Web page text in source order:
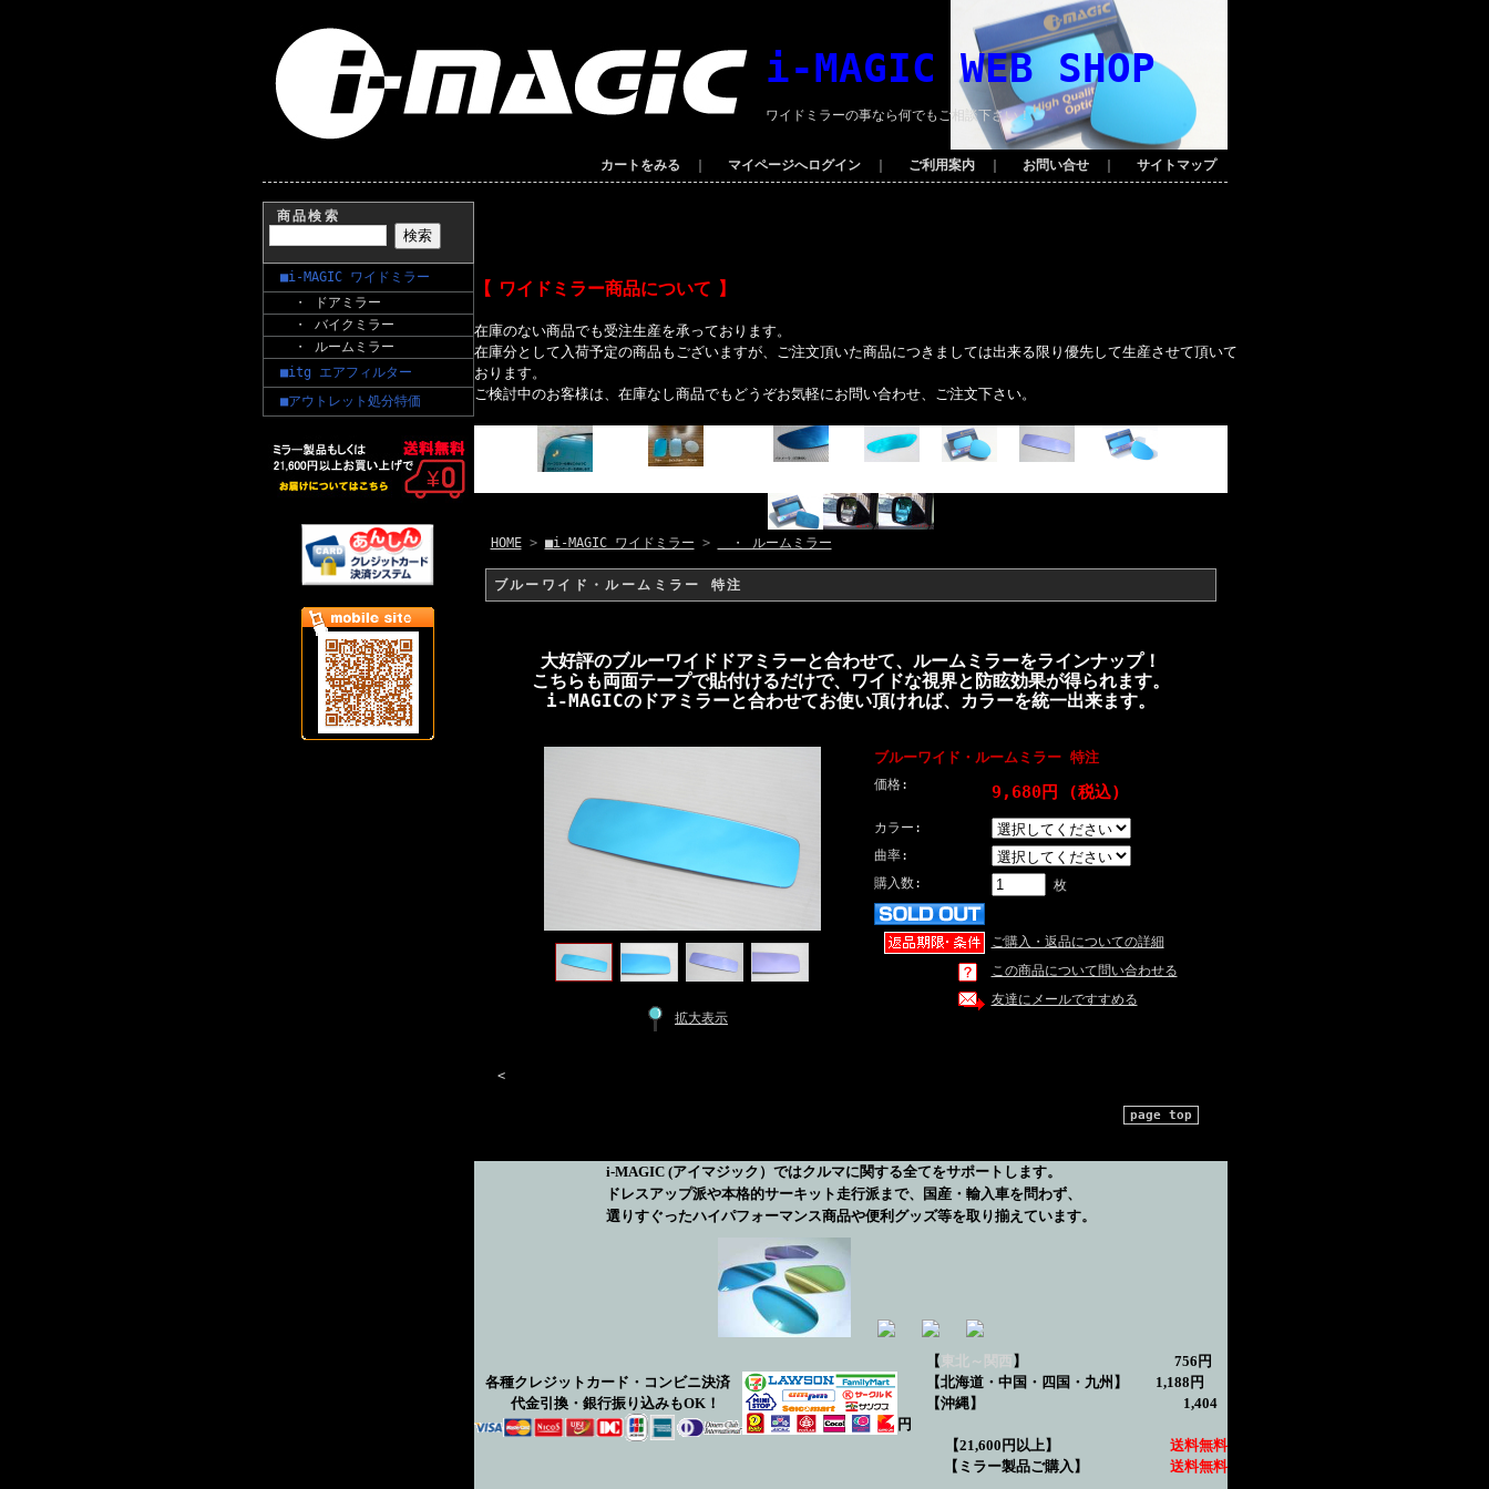
i-MAGIC WEB SHOP
ワイドミラーの事なら何でもご相談下さい！
カートをみる マイページへログイン ご利用案内 お問い合せ サイトマップ
商品検索
■i-MAGIC ワイドミラー
・ ドアミラー
・ バイクミラー
・ ルームミラー
■itg エアフィルター
■アウトレット処分特価
【 ワイドミラー商品について 】
在庫のない商品でも受注生産を承っております。
在庫分として入荷予定の商品もございますが、ご注文頂いた商品につきましては出来る限り優先して生産させて頂いて
おります。
ご検討中のお客様は、在庫なし商品でもどうぞお気軽にお問い合わせ、ご注文下さい。
HOME> ■i-MAGIC ワイドミラー > ・ ルームミラー
ブルーワイド・ルームミラー 特注
大好評のブルーワイドドアミラーと合わせて、ルームミラーをラインナップ！
こちらも両面テープで貼付けるだけで、ワイドな視界と防眩効果が得られます。
i-MAGICのドアミラーと合わせてお使い頂ければ、カラーを統一出来ます。
拡大表示
ブルーワイド・ルームミラー 特注
価格: 9,680円 (税込)
カラー:
曲率:
購入数:
枚
ご購入・返品についての詳細
この商品について問い合わせる
友達にメールですすめる
<
page top
i-MAGIC (アイマジック）ではクルマに関する全てをサポートします。
ドレスアップ派や本格的サーキット走行派まで、国産・輸入車を問わず、
選りすぐったハイパフォーマンス商品や便利グッズ等を取り揃えています。
各種クレジットカード・コンビニ決済
代金引換・銀行振り込みもOK！
【 東北～関西 】 756円
【北海道・中国・四国・九州】 1,188円
【沖縄】 1,404
円
【21,600円以上】
送料無料
【ミラー製品ご購入】
送料無料